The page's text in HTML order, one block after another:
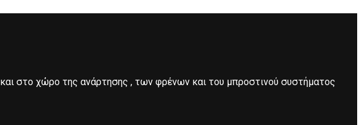
στο χώρο της ανάρτησης , των φρένων και του μπροστινού συστήματος